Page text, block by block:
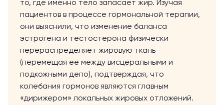
то, где именно тело запасает жир. Изучая
пациентов в процессе гормональной терапии,
они выяснили, что изменение баланса
эстрогена и тестостерона физически
перераспределяет жировую ткань
(перемещая её между висцеральными и
подкожными депо), подтверждая, что
колебания гормонов являются главным
«дирижером» локальных жировых отложений.